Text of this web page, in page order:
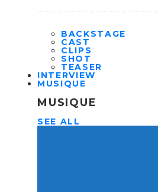
BACKSTAGE
CAST
CLIPS
SHOT
TEASER
INTERVIEW
MUSIQUE
MUSIQUE
SEE ALL